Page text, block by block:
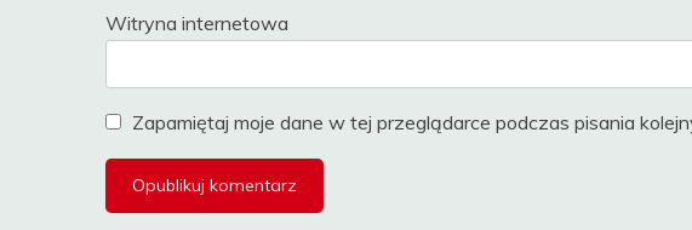
Witryna internetowa
Zapamiętaj moje dane w tej przeglądarce podczas pisania